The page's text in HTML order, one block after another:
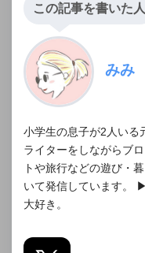
この記事を書いた人
みみ
小学生の息子が2人いる
ライターをしながらブ
トや旅行などの遊び・
いて発信しています。
大好き。